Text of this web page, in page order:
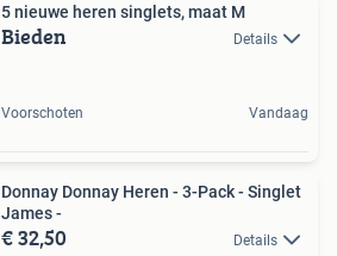
5 nieuwe heren singlets, maat M
Bieden Details
Voorschoten Vandaag
Donnay Donnay Heren - 3-Pack - Singlet
James -
€ 32,50 Details